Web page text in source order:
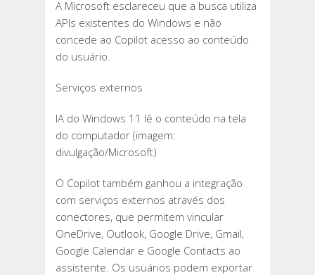
A Microsoft esclareceu que a busca utiliza
APIs existentes do Windows e não
concede ao Copilot acesso ao conteúdo
do usuário.
Serviços externos
IA do Windows 11 lê o conteúdo na tela
do computador (imagem:
divulgação/Microsoft)
O Copilot também ganhou a integração
com serviços externos através dos
conectores, que permitem vincular
OneDrive, Outlook, Google Drive, Gmail,
Google Calendar e Google Contacts ao
assistente. Os usuários podem exportar